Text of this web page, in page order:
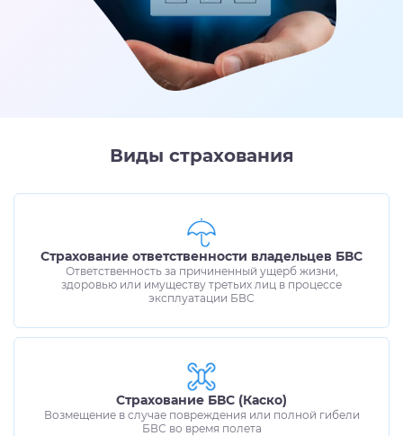
Виды страхования
Страхование ответственности владельцев БВС
Ответственность за причиненный ущерб жизни,
здоровью или имуществу третьих лиц в процессе
эксплуатации БВС
Страхование БВС (Каско)
Возмещение в случае повреждения или полной гибели
БВС во время полета